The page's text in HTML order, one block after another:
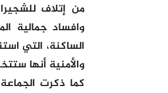
من إتلاف
وافساد جمالية
الساكنة، التي
والأمنية أنها
كما ذكرت